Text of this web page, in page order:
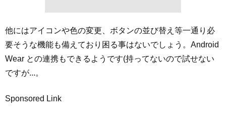
他にはアイコンや色の変更、ボタンの並び替え等一通り必
要そうな機能も備えており困る事はないでしょう。Android
Wear との連携もできるようです(持ってないので試せない
ですが...。
Sponsored Link